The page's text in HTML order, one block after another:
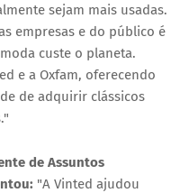
sejam mais usadas.
empresas e do público é
custe o planeta.
e a Oxfam, oferecendo
de adquirir clássicos
de Assuntos
"A Vinted ajudou